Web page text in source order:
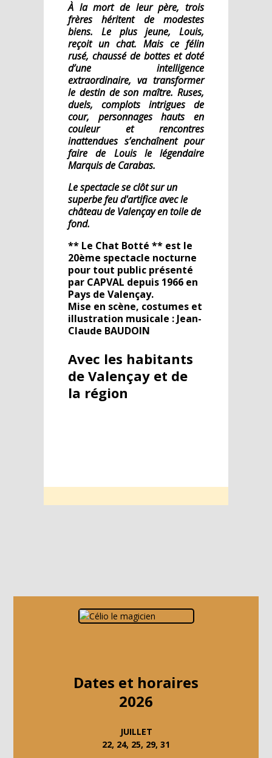
À la mort de leur père, trois
frères héritent de modestes
biens. Le plus jeune, Louis,
reçoit un chat. Mais ce félin
rusé, chaussé de bottes et doté
d’une intelligence
extraordinaire, va transformer
le destin de son maître. Ruses,
duels, complots intrigues de
cour, personnages hauts en
couleur et rencontres
inattendues s’enchaînent pour
faire de Louis le légendaire
Marquis de Carabas.
Le spectacle se clôt sur un
superbe feu d'artifice avec le
château de Valençay en toile de
fond.
** Le Chat Botté ** est le
20ème spectacle nocturne
pour tout public présenté
par CAPVAL depuis 1966 en
Pays de Valençay.
Mise en scène, costumes et
illustration musicale : Jean-
Claude BAUDOIN
Avec les habitants
de Valençay et de
la région
Dates et horaires
2026
JUILLET
22, 24, 25, 29, 31